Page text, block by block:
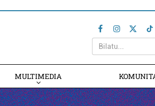
MULTIMEDIA